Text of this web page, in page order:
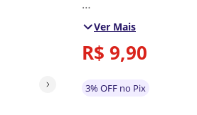
Cor: Colorido
Medidas: Unico
Material: Plastico
*As cores podem
* Medidas
Ver Mais
R$ 9,90
3% OFF no Pix